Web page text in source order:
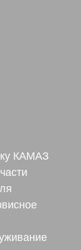
КАМАЗ